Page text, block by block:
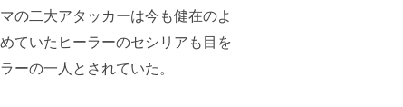
の二大アタッカーは今も健在のよ
ていたヒーラーのセシリアも目を
ーの一人とされていた。